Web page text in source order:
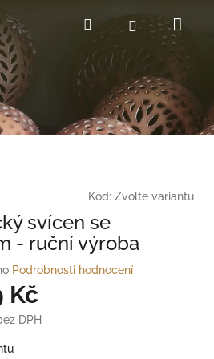
HledatPřihlášení
košík
Kód: Zvolte variantu
svícen se
- ruční výroba
Podrobnosti hodnocení
Kč
DPH